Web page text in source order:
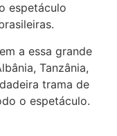
espetáculo
a essa grande
Tanzânia,
trama de
o espetáculo.